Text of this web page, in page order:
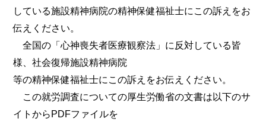
している施設精神病院の精神保健福祉士にこの訴えをお
伝えください。
全国の「心神喪失者医療観察法」に反対している皆
様、社会復帰施設精神病院
等の精神保健福祉士にこの訴えをお伝えください。
この就労調査についての厚生労働省の文書は以下のサ
イトからPDFファイルを